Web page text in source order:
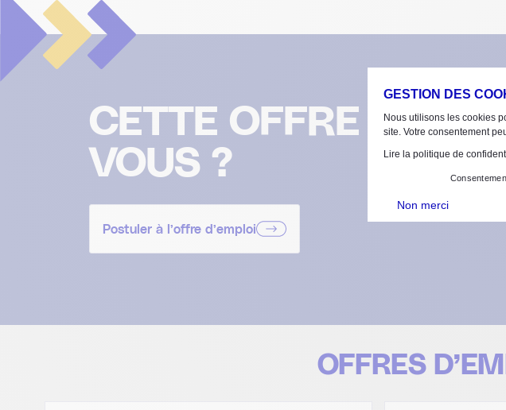
GESTION DES
Nous utilisons les cookies
site. Votre consentement
Lire la politique de
Non merci
CETTE OFFRE
VOUS ?
Postuler à l’offre d’emploi
OFFRES